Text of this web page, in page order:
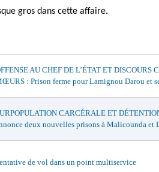
gros dans cette affaire.
AU CHEF DE L’ÉTAT ET DISCOURS
: Prison ferme pour Lamignou Darou et
CARCÉRALE ET
deux nouvelles prisons à Malicounda et
de vol dans un point multiservice